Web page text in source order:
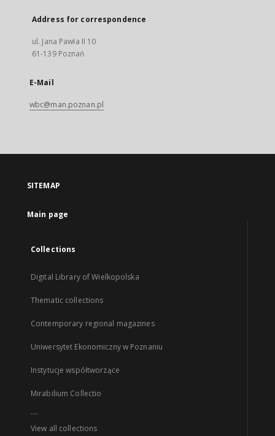
Address for correspondence
ul. Jana Pawła II 10
61-139 Poznań
E-Mail
wbc@man.poznan.pl
SITEMAP
Main page
Collections
Digital Library of Wielkopolska
Thematic collections
Contemporary regional magazines
Uniwersytet Ekonomiczny w Poznaniu
Instytucje współtworzące
Mirabilium Collectio
...
View all collections